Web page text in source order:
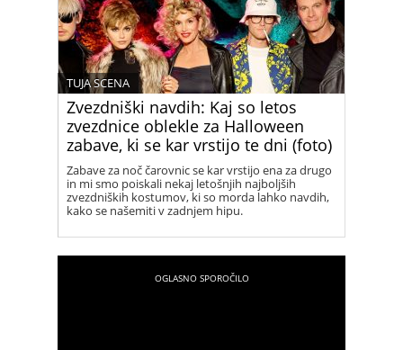
Zvezdniški navdih: Kaj so letos
zvezdnice oblekle za Halloween
zabave, ki se kar vrstijo te dni (foto)
TUJA SCENA
Zabave za noč čarovnic se kar vrstijo ena za drugo
in mi smo poiskali nekaj letošnjih najboljših
zvezdniških kostumov, ki so morda lahko navdih,
kako se našemiti v zadnjem hipu.